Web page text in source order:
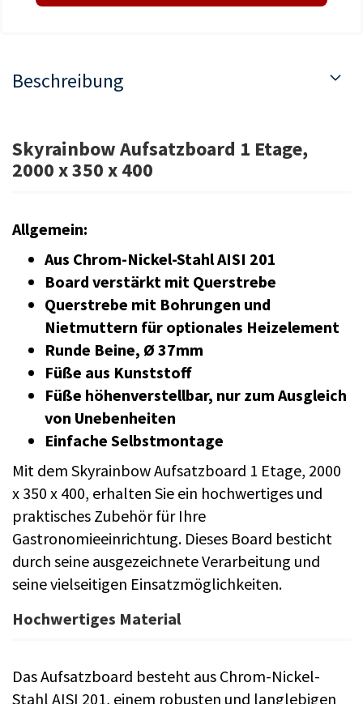
Beschreibung
Skyrainbow Aufsatzboard 1 Etage,
2000 x 350 x 400
Allgemein:
Aus Chrom-Nickel-Stahl AISI 201
Board verstärkt mit Querstrebe
Querstrebe mit Bohrungen und
Nietmuttern für optionales Heizelement
Runde Beine, Ø 37mm
Füße aus Kunststoff
Füße höhenverstellbar, nur zum Ausgleich
von Unebenheiten
Einfache Selbstmontage
Mit dem Skyrainbow Aufsatzboard 1 Etage, 2000
x 350 x 400, erhalten Sie ein hochwertiges und
praktisches Zubehör für Ihre
Gastronomieeinrichtung. Dieses Board besticht
durch seine ausgezeichnete Verarbeitung und
seine vielseitigen Einsatzmöglichkeiten.
Hochwertiges Material
Das Aufsatzboard besteht aus Chrom-Nickel-
Stahl AISI 201, einem robusten und langlebigen